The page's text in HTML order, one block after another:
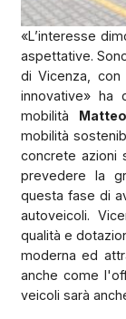
«L’interesse
aspettative.
di Vicenza, con
innovative» ha
mobilità
mobilità
concrete azioni
prevedere la
questa fase di
autoveicoli.
qualità e
moderna ed
anche come
veicoli sarà